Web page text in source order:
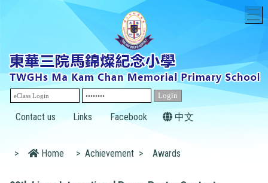
Contact us Links Facebook 中文
> Home > Achievement > Awards